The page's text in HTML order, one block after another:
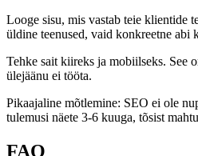
Looge sisu, mis vastab teie klientide
üldine teenused, vaid konkreetne abi
Tehke sait kiireks ja mobiilseks. See
ülejäänu ei tööta.
Pikaajaline mõtlemine: SEO ei ole
tulemusi näete 3-6 kuuga, tõsist
FAQ